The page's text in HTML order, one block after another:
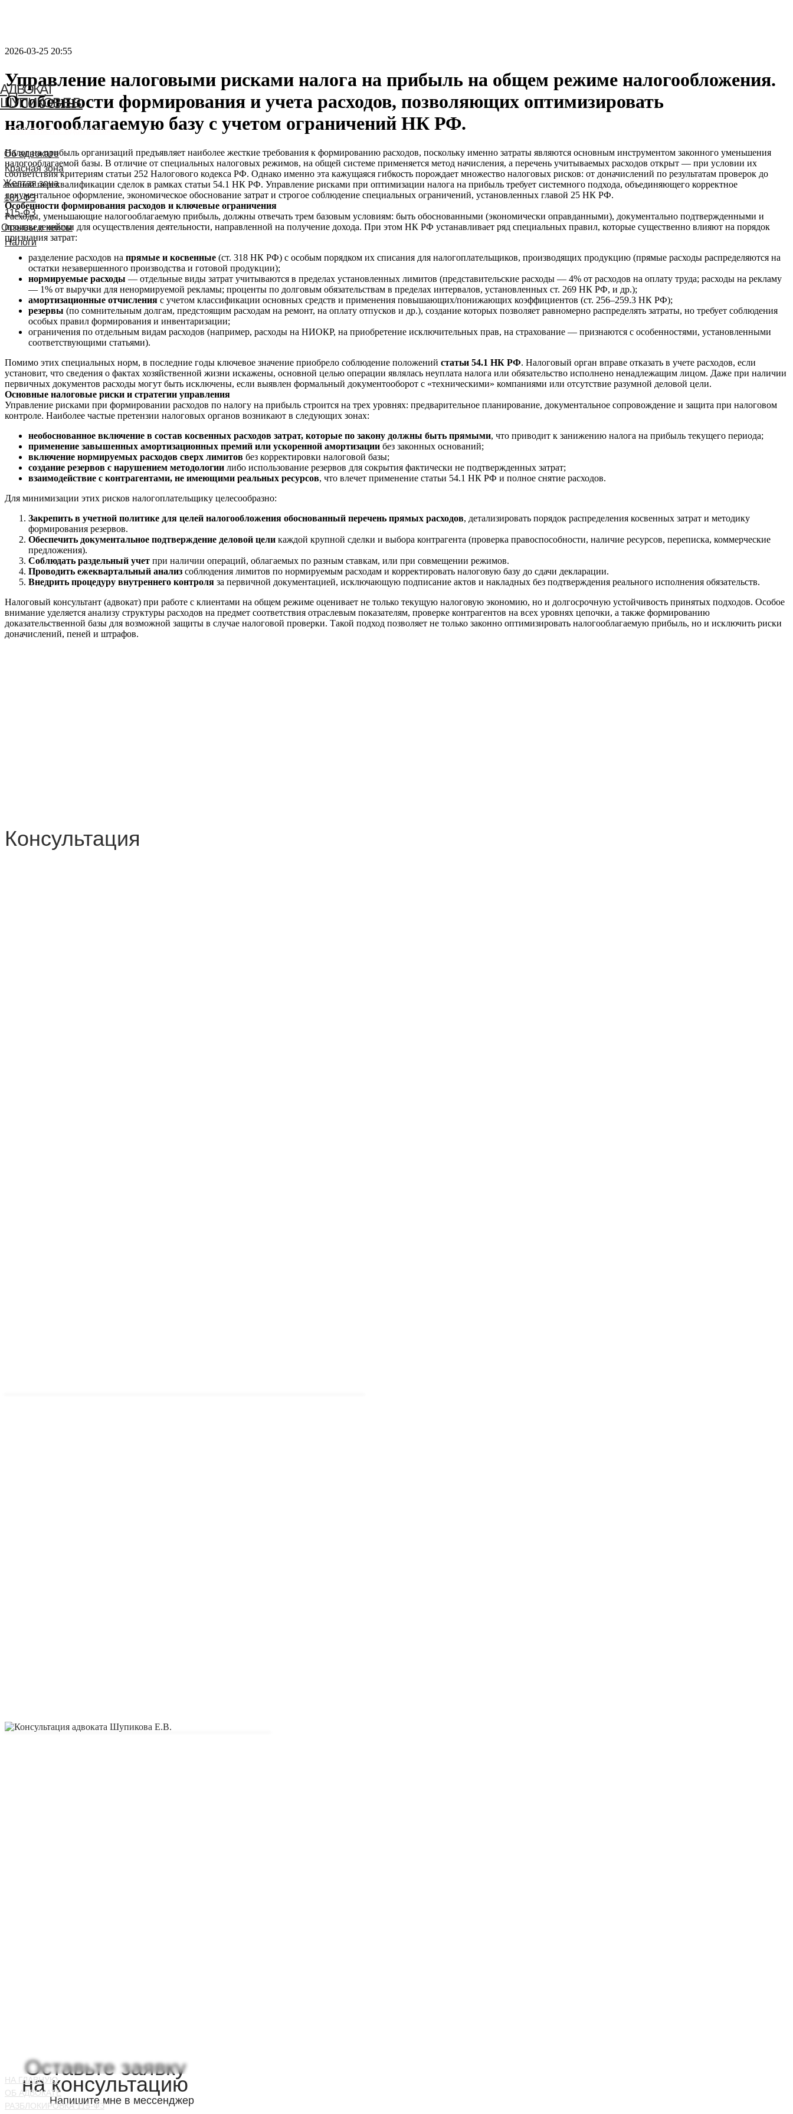
АДВОКАТ
ШУПИКОВ Е.В.
Связаться с адвокатом
Об адвокате
Красная зона
Желтая зона
161-ФЗ
115-ФЗ
Отзывы и кейсы
Налоги
2026-03-25 20:55
Управление налоговыми рисками налога на прибыль на общем режиме налогообложения.
Особенности формирования и учета расходов, позволяющих оптимизировать
налогооблагаемую базу с учетом ограничений НК РФ.
Налог на прибыль организаций предъявляет наиболее жесткие требования к формированию расходов, поскольку именно затраты являются основным инструментом законного уменьшения
налогооблагаемой базы. В отличие от специальных налоговых режимов, на общей системе применяется метод начисления, а перечень учитываемых расходов открыт — при условии их
соответствия критериям статьи 252 Налогового кодекса РФ. Однако именно эта кажущаяся гибкость порождает множество налоговых рисков: от доначислений по результатам проверок до
полной переквалификации сделок в рамках статьи 54.1 НК РФ. Управление рисками при оптимизации налога на прибыль требует системного подхода, объединяющего корректное
документальное оформление, экономическое обоснование затрат и строгое соблюдение специальных ограничений, установленных главой 25 НК РФ.
Особенности формирования расходов и ключевые ограничения
Расходы, уменьшающие налогооблагаемую прибыль, должны отвечать трем базовым условиям: быть обоснованными (экономически оправданными), документально подтвержденными и
произведенными для осуществления деятельности, направленной на получение дохода. При этом НК РФ устанавливает ряд специальных правил, которые существенно влияют на порядок
признания затрат:
разделение расходов на прямые и косвенные (ст. 318 НК РФ) с особым порядком их списания для налогоплательщиков, производящих продукцию (прямые расходы распределяются на
остатки незавершенного производства и готовой продукции);
нормируемые расходы — отдельные виды затрат учитываются в пределах установленных лимитов (представительские расходы — 4% от расходов на оплату труда; расходы на рекламу
— 1% от выручки для ненормируемой рекламы; проценты по долговым обязательствам в пределах интервалов, установленных ст. 269 НК РФ, и др.);
амортизационные отчисления с учетом классификации основных средств и применения повышающих/понижающих коэффициентов (ст. 256–259.3 НК РФ);
резервы (по сомнительным долгам, предстоящим расходам на ремонт, на оплату отпусков и др.), создание которых позволяет равномерно распределять затраты, но требует соблюдения
особых правил формирования и инвентаризации;
ограничения по отдельным видам расходов (например, расходы на НИОКР, на приобретение исключительных прав, на страхование — признаются с особенностями, установленными
соответствующими статьями).
Помимо этих специальных норм, в последние годы ключевое значение приобрело соблюдение положений статьи 54.1 НК РФ. Налоговый орган вправе отказать в учете расходов, если
установит, что сведения о фактах хозяйственной жизни искажены, основной целью операции являлась неуплата налога или обязательство исполнено ненадлежащим лицом. Даже при наличии
первичных документов расходы могут быть исключены, если выявлен формальный документооборот с «техническими» компаниями или отсутствие разумной деловой цели.
Основные налоговые риски и стратегии управления
Управление рисками при формировании расходов по налогу на прибыль строится на трех уровнях: предварительное планирование, документальное сопровождение и защита при налоговом
контроле. Наиболее частые претензии налоговых органов возникают в следующих зонах:
необоснованное включение в состав косвенных расходов затрат, которые по закону должны быть прямыми, что приводит к занижению налога на прибыль текущего периода;
применение завышенных амортизационных премий или ускоренной амортизации без законных оснований;
включение нормируемых расходов сверх лимитов без корректировки налоговой базы;
создание резервов с нарушением методологии либо использование резервов для сокрытия фактически не подтвержденных затрат;
взаимодействие с контрагентами, не имеющими реальных ресурсов, что влечет применение статьи 54.1 НК РФ и полное снятие расходов.
Для минимизации этих рисков налогоплательщику целесообразно:
Закрепить в учетной политике для целей налогообложения обоснованный перечень прямых расходов, детализировать порядок распределения косвенных затрат и методику
формирования резервов.
Обеспечить документальное подтверждение деловой цели каждой крупной сделки и выбора контрагента (проверка правоспособности, наличие ресурсов, переписка, коммерческие
предложения).
Соблюдать раздельный учет при наличии операций, облагаемых по разным ставкам, или при совмещении режимов.
Проводить ежеквартальный анализ соблюдения лимитов по нормируемым расходам и корректировать налоговую базу до сдачи декларации.
Внедрить процедуру внутреннего контроля за первичной документацией, исключающую подписание актов и накладных без подтверждения реального исполнения обязательств.
Налоговый консультант (адвокат) при работе с клиентами на общем режиме оценивает не только текущую налоговую экономию, но и долгосрочную устойчивость принятых подходов. Особое
внимание уделяется анализу структуры расходов на предмет соответствия отраслевым показателям, проверке контрагентов на всех уровнях цепочки, а также формированию
доказательственной базы для возможной защиты в случае налоговой проверки. Такой подход позволяет не только законно оптимизировать налогооблагаемую прибыль, но и исключить риски
доначислений, пеней и штрафов.
Консультация
Оставьте заявку
на консультацию
Напишите мне в мессенджер
НА ГЛАВНУЮ
ОБ АДВОКАТЕ
РАЗБЛОКИРОВКА 115-ФЗ